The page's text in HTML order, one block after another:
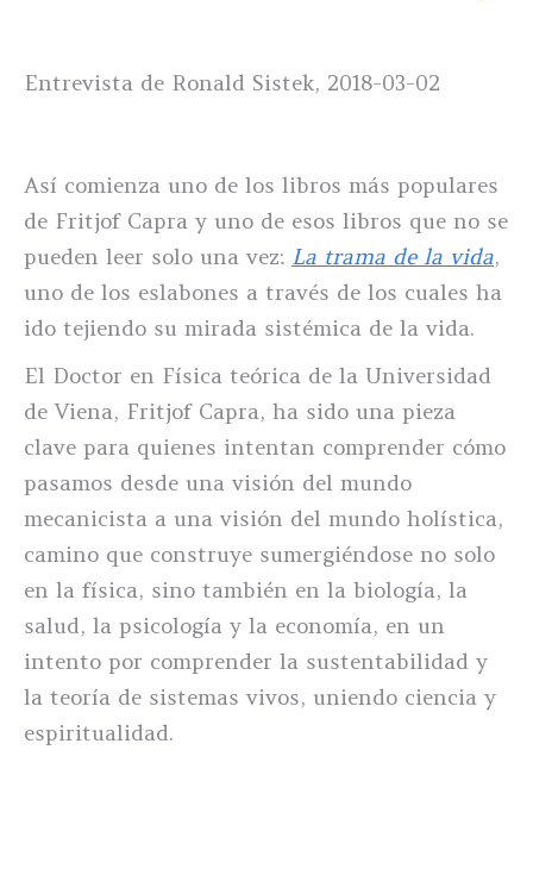
Entrevista de Ronald Sistek, 2018-03-02
Así comienza uno de los libros más populares
de Fritjof Capra y uno de esos libros que no se
pueden leer solo una vez: La trama de la vida,
uno de los eslabones a través de los cuales ha
ido tejiendo su mirada sistémica de la vida.
El Doctor en Física teórica de la Universidad
de Viena, Fritjof Capra, ha sido una pieza
clave para quienes intentan comprender cómo
pasamos desde una visión del mundo
mecanicista a una visión del mundo holística,
camino que construye sumergiéndose no solo
en la física, sino también en la biología, la
salud, la psicología y la economía, en un
intento por comprender la sustentabilidad y
la teoría de sistemas vivos, uniendo ciencia y
espiritualidad.